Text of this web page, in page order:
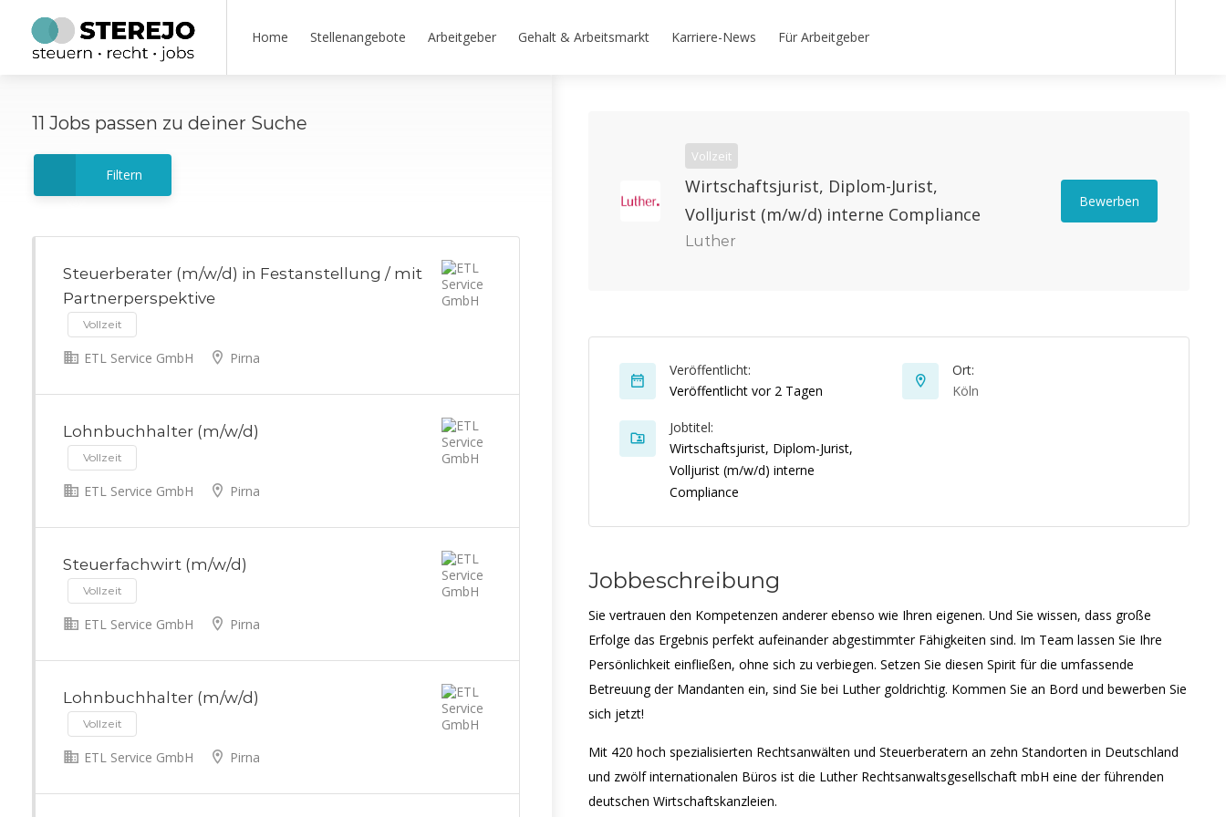
Home Stellenangebote Arbeitgeber Gehalt & Arbeitsmarkt Karriere-News Für Arbeitgeber
11 Jobs passen zu deiner Suche
Filtern
Steuerberater (m/w/d) in Festanstellung / mit
Partnerperspektive
Vollzeit
ETL Service GmbH Pirna
Lohnbuchhalter (m/w/d)
Vollzeit
ETL Service GmbH Pirna
Steuerfachwirt (m/w/d)
Vollzeit
ETL Service GmbH Pirna
Lohnbuchhalter (m/w/d)
Vollzeit
ETL Service GmbH Pirna
Vollzeit
Wirtschaftsjurist, Diplom-Jurist,
Volljurist (m/w/d) interne Compliance
Luther
Bewerben
Veröffentlicht:
Veröffentlicht vor 2 Tagen
Ort:
Köln
Jobtitel:
Wirtschaftsjurist, Diplom-Jurist,
Volljurist (m/w/d) interne
Compliance
Jobbeschreibung
Sie vertrauen den Kompetenzen anderer ebenso wie Ihren eigenen. Und Sie wissen, dass große
Erfolge das Ergebnis perfekt aufeinander abgestimmter Fähigkeiten sind. Im Team lassen Sie Ihre
Persönlichkeit einfließen, ohne sich zu verbiegen. Setzen Sie diesen Spirit für die umfassende
Betreuung der Mandanten ein, sind Sie bei Luther goldrichtig. Kommen Sie an Bord und bewerben Sie
sich jetzt!
Mit 420 hoch spezialisierten Rechtsanwälten und Steuerberatern an zehn Standorten in Deutschland
und zwölf internationalen Büros ist die Luther Rechtsanwaltsgesellschaft mbH eine der führenden
deutschen Wirtschaftskanzleien.